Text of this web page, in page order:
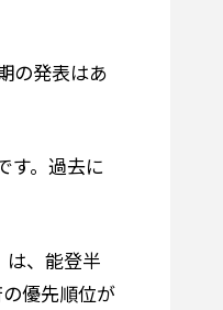
の発表はあ
す。過去に
は、能登半
優先順位が